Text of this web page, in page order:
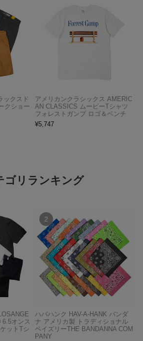
ックスド
クショー
アメリカンクラシックス AMERIC
AN CLASSICS ムービーTシャツ
フォレストガンプ ロゴ＆ベンチ
¥5,747
ゴリランキング
6.5オンス
ットTシ
ハバハンク HAV-A-HANK バンダ
ナ アメリカ製 トラディショナル
ペイズリーTHE BANDANNA COM
PANY